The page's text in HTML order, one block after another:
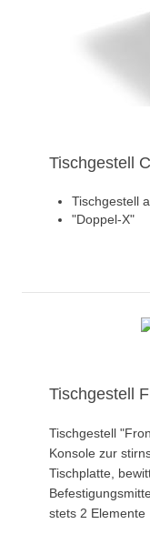
Tischgestell
Tischgestell
"Doppel-X"
Tischgestell
Tischgestell
Konsole zur
Tischplatte,
stets 2 Elemente